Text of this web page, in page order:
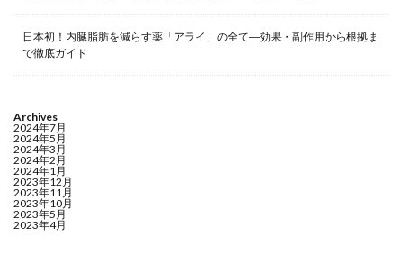
日本初！内臓脂肪を減らす薬「アライ」の全て―効果・副作用から根拠ま
で徹底ガイド
Archives
2024年7月
2024年5月
2024年3月
2024年2月
2024年1月
2023年12月
2023年11月
2023年10月
2023年5月
2023年4月